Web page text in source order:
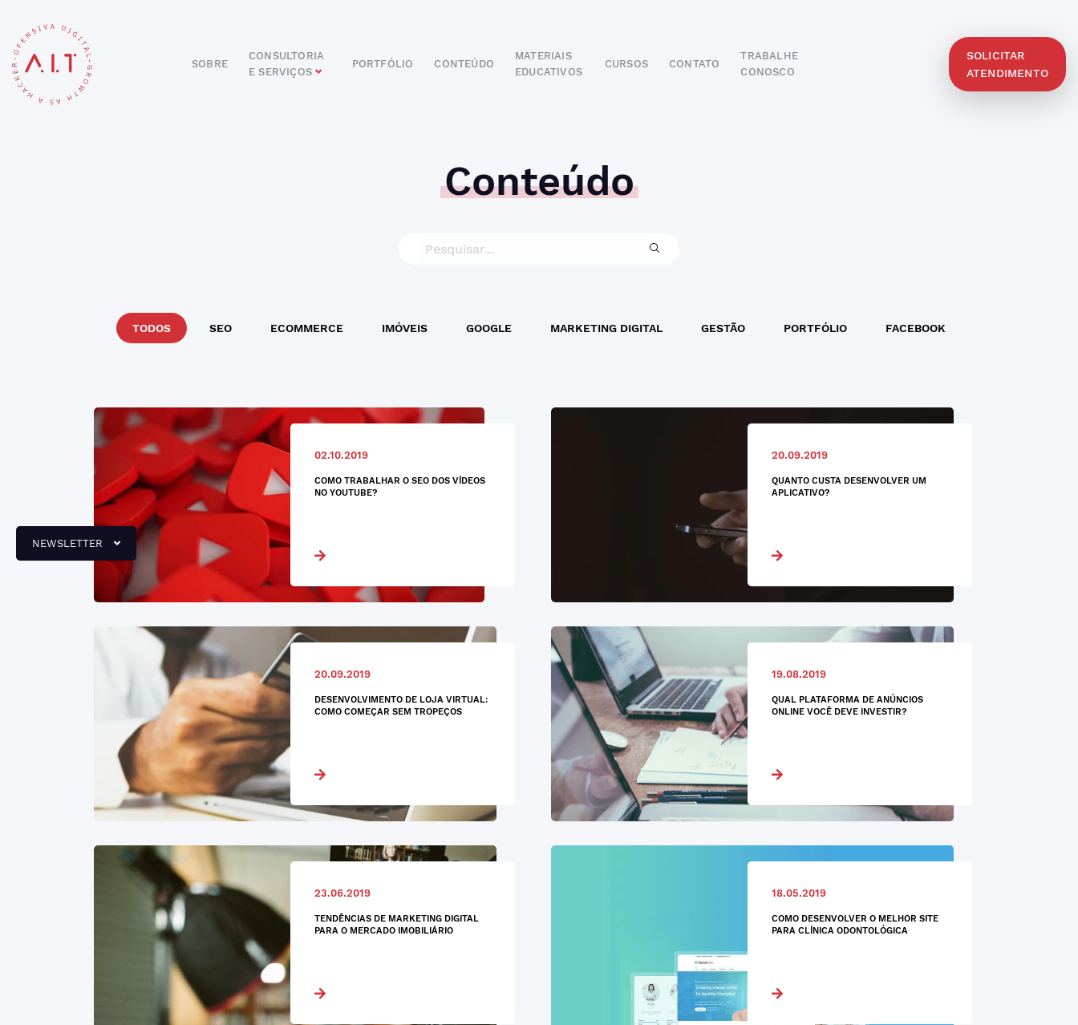
SOBRE
CONSULTORIA
E SERVIÇOS
ODONTOLÓGICO
HOTELARIA
BUSINESS INTELIGENCE
PORTFÓLIO CONTEÚDO
MATERIAIS
EDUCATIVOS
CURSOS CONTATO
TRABALHE
CONOSCO
SOLICITAR
ATENDIMENTO
NEWSLETTER
Conteúdo
TODOS SEO ECOMMERCE IMÓVEIS GOOGLE MARKETING DIGITAL GESTÃO PORTFÓLIO FACEBOOK
02.10.2019
COMO TRABALHAR O SEO DOS VÍDEOS
NO YOUTUBE?
20.09.2019
QUANTO CUSTA DESENVOLVER UM
APLICATIVO?
20.09.2019
DESENVOLVIMENTO DE LOJA VIRTUAL:
COMO COMEÇAR SEM TROPEÇOS
19.08.2019
QUAL PLATAFORMA DE ANÚNCIOS
ONLINE VOCÊ DEVE INVESTIR?
23.06.2019
TENDÊNCIAS DE MARKETING DIGITAL
PARA O MERCADO IMOBILIÁRIO
18.05.2019
COMO DESENVOLVER O MELHOR SITE
PARA CLÍNICA ODONTOLÓGICA